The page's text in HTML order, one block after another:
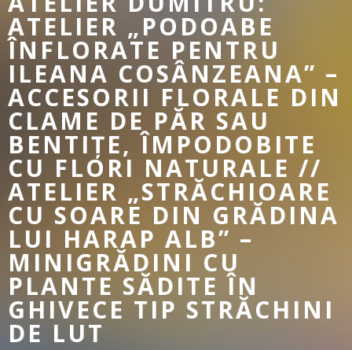
ATELIER „PODOABE
ÎNFLORATE PENTRU
ILEANA COSÂNZEANA” –
ACCESORII FLORALE DIN
CLAME DE PĂR SAU
BENTIȚE, ÎMPODOBITE
CU FLORI NATURALE //
ATELIER „STRĂCHIOARE
CU SOARE DIN GRĂDINA
LUI HARAP ALB” –
MINIGRĂDINI CU
PLANTE SĂDITE ÎN
GHIVECE TIP STRĂCHINI
DE LUT